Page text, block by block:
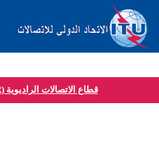
قطاع الاتصالات الراديوية (ITU-R)